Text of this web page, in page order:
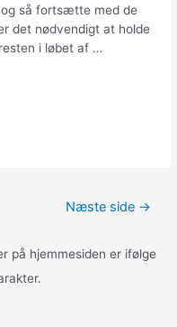
og så fortsætte med de
det nødvendigt at holde
i løbet af …
Næste side →
på hjemmesiden er ifølge